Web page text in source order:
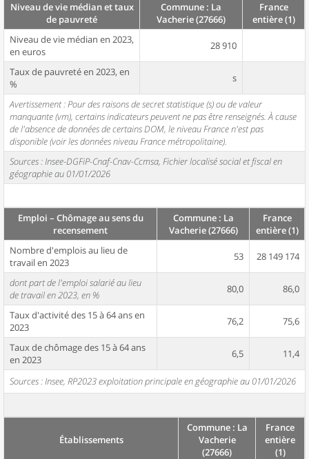
Niveau de vie médian et taux
de pauvreté
Commune : La
Vacherie (27666)
France
entière (1)
Niveau de vie médian en 2023,
en euros
28 910
Taux de pauvreté en 2023, en
%
s
Avertissement : Pour des raisons de secret statistique (s) ou de valeur
manquante (vm), certains indicateurs peuvent ne pas être renseignés. À cause
de l'absence de données de certains DOM, le niveau France n'est pas
disponible (voir les données niveau France métropolitaine).
Sources : Insee-DGFiP-Cnaf-Cnav-Ccmsa, Fichier localisé social et fiscal en
géographie au 01/01/2026
Emploi – Chômage au sens du
recensement
Commune : La
Vacherie (27666)
France
entière (1)
Nombre d'emplois au lieu de
travail en 2023
53 28 149 174
dont part de l'emploi salarié au lieu
de travail en 2023, en %
80,0 86,0
Taux d'activité des 15 à 64 ans en
2023
76,2 75,6
Taux de chômage des 15 à 64 ans
en 2023
6,5 11,4
Sources : Insee, RP2023 exploitation principale en géographie au 01/01/2026
Établissements
Commune : La
Vacherie
(27666)
France
entière
(1)